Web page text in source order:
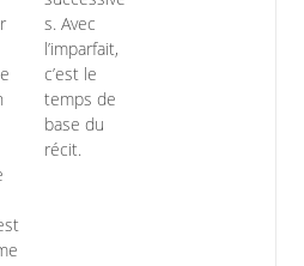
s. Avec
l’imparfait,
c’est le
temps de
base du
récit.